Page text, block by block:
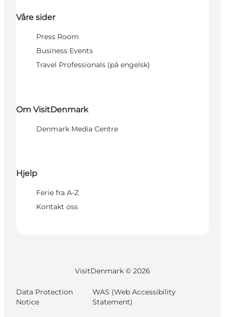
Våre sider
Press Room
Business Events
Travel Professionals (på engelsk)
Om VisitDenmark
Denmark Media Centre
Hjelp
Ferie fra A-Z
Kontakt oss
VisitDenmark © 2026
Data Protection
Notice
WAS (Web Accessibility
Statement)